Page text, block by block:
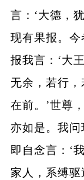
言：‘大德，
现有果报。今
报我言：‘大
无余，若行
在前。’世尊
亦如是。我
即自念言：‘
家人，系缚驱